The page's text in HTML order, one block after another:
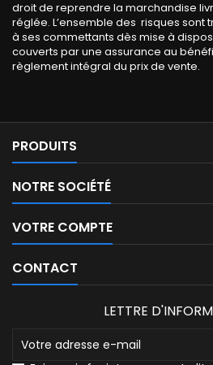
droit de reprendre la marchandise
réglée. L’ensemble des risques sont
à ses commettants dès mise à
couverts par une assurance au
règlement intégral du prix de vente.
PRODUITS
NOTRE SOCIÉTÉ
VOTRE COMPTE
CONTACT
LETTRE